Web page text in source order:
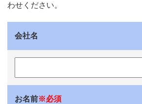
わせください。
会社名
お名前※必須